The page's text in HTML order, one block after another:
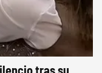
tras su